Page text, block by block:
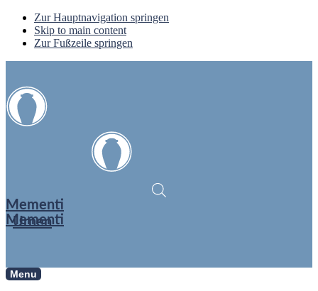
Zur Hauptnavigation springen
Skip to main content
Zur Fußzeile springen
Mementi
Urnen
Mementi
Menu